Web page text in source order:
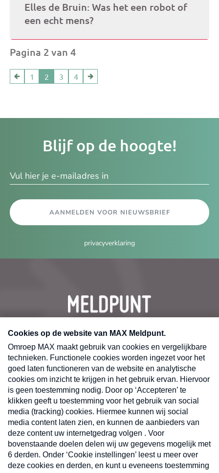
Elles de Bruin: Was het een robot of
een echt mens?
Pagina 2 van 4
1 2 3 4
Blijf op de hoogte!
AANMELDEN VOOR NIEUWSBRIEF
privacyverklaring
CONTACT
Volg ons op
X
Nieuwsbrief